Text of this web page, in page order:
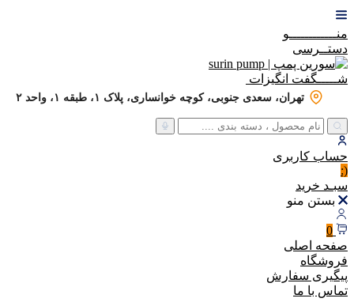
منــــــــــــو
دستــرسی
شـــــگفت انگیزات
تهران، سعدی جنوبی، کوچه خوانساری، پلاک ۱، طبقه ۱، واحد ۲
حساب کاربری
(:
سبـد خرید
بستن منو
0
صفحه اصلی
فروشگاه
پیگیری سفارش
تماس با ما